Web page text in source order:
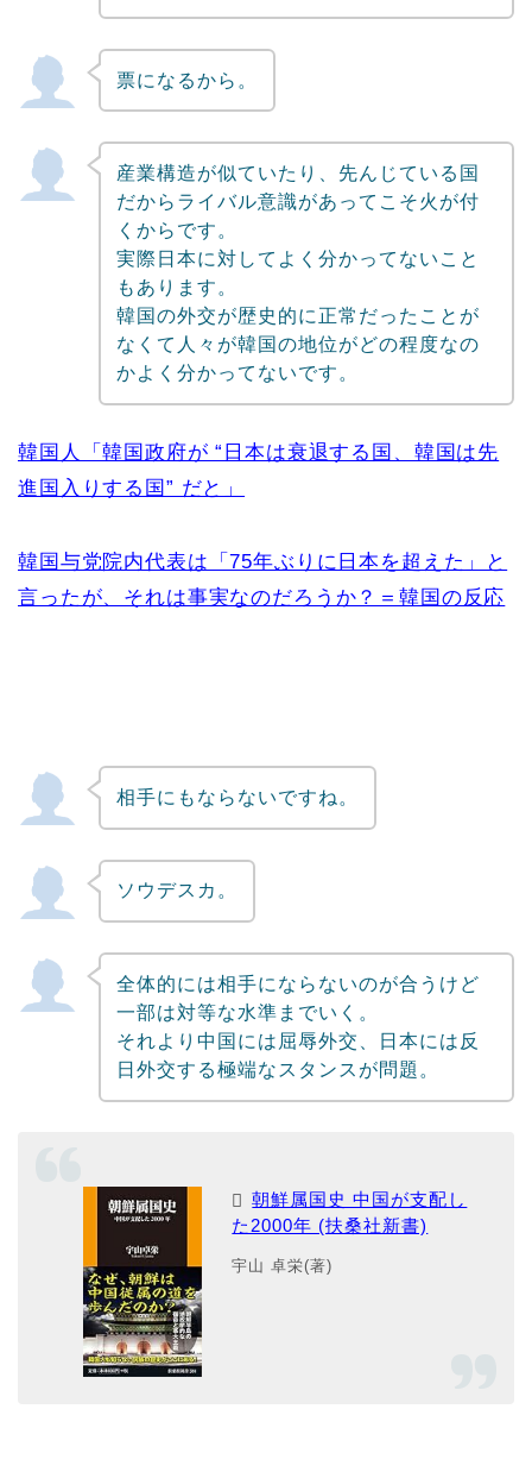
票になるから。
産業構造が似ていたり、先んじている国
だからライバル意識があってこそ火が付
くからです。
実際日本に対してよく分かってないこと
もあります。
韓国の外交が歴史的に正常だったことが
なくて人々が韓国の地位がどの程度なの
かよく分かってないです。
韓国人「韓国政府が “日本は衰退する国、韓国は先
進国入りする国” だと」
韓国与党院内代表は「75年ぶりに日本を超えた」と
言ったが、それは事実なのだろうか？＝韓国の反応
相手にもならないですね。
ソウデスカ。
全体的には相手にならないのが合うけど
一部は対等な水準までいく。
それより中国には屈辱外交、日本には反
日外交する極端なスタンスが問題。
朝鮮属国史 中国が支配し
た2000年 (扶桑社新書)
宇山 卓栄(著)